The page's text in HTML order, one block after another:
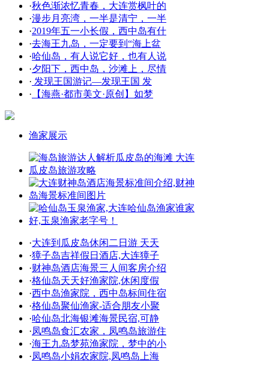
·秋色渐浓忆青春，大连赏枫叶的
·漫步月亮湾，一半是清宁，一半
·2019年五一小长假，西中岛有什
·去海王九岛，一定要到“海上盆
·哈仙岛，有人说它好，也有人说
·夕阳下，西中岛，沙滩上，尽情
· 发现王国游记—发现王国 发
· 【海燕·都市美文·原创】如梦
渔家展示
·大连到瓜皮岛休闲二日游 天天
·獐子岛吉祥假日酒店,大连獐子
·财神岛酒店海景三人间客房介绍
·格仙岛天天好渔家院,休闲度假
·西中岛渔家院，西中岛标间住宿
·格仙岛聚仙渔家-适合朋友小聚
·哈仙岛北海银滩海景民宿,可静
·凤鸣岛食汇农家，凤鸣岛旅游住
·海王九岛梦苑渔家院，梦中的小
·凤鸣岛小娟农家院,凤鸣岛上海